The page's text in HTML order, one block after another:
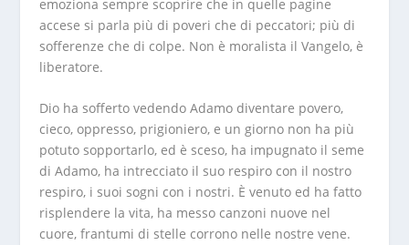
emoziona sempre scoprire che in quelle pagine
accese si parla più di poveri che di peccatori; più di
sofferenze che di colpe. Non è moralista il Vangelo, è
liberatore.
Dio ha sofferto vedendo Adamo diventare povero,
cieco, oppresso, prigioniero, e un giorno non ha più
potuto sopportarlo, ed è sceso, ha impugnato il seme
di Adamo, ha intrecciato il suo respiro con il nostro
respiro, i suoi sogni con i nostri. È venuto ed ha fatto
risplendere la vita, ha messo canzoni nuove nel
cuore, frantumi di stelle corrono nelle nostre vene.